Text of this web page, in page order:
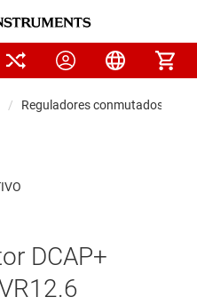
Reguladores conmutados CC/
DCAP+